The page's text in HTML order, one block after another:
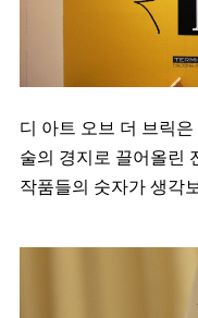
디 아트 오브 더 브릭
술의 경지로 끌어올린
작품들의 숫자가 생각